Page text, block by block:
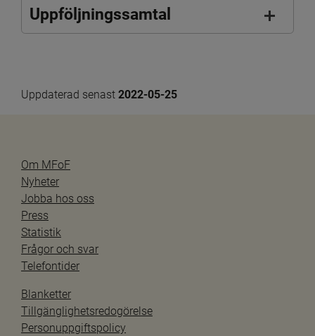
Uppföljningssamtal
Uppdaterad senast 2022-05-25
Om MFoF
Nyheter
Jobba hos oss
Press
Statistik
Frågor och svar
Telefontider
Blanketter
Tillgänglighetsredogörelse
Personuppgiftspolicy